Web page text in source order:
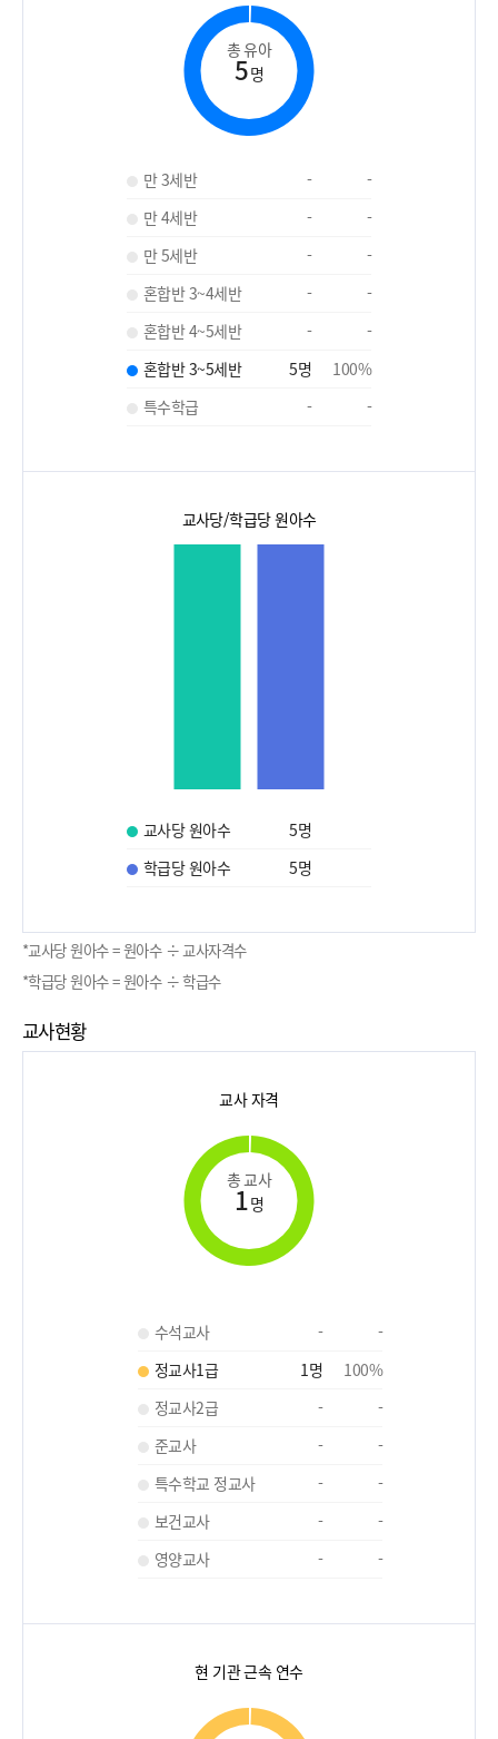
총 유아
5명
만 3세반 -
-
만 4세반
-
-
만 5세반
-
-
혼합반 3~4세반
-
-
혼합반 4~5세반
-
-
혼합반 3~5세반
5명 100%
특수학급
- -
교사당/학급당 원아수
교사당 원아수 5명
학급당 원아수
5명
*교사당 원아수 = 원아수 ÷ 교사자격수
*학급당 원아수 = 원아수 ÷ 학급수
교사현황
교사 자격
총 교사
1명
수석교사 -
-
정교사1급
1명 100%
정교사2급
-
-
준교사
-
-
특수학교 정교사
-
-
보건교사
-
-
영양교사
- -
현 기관 근속 연수